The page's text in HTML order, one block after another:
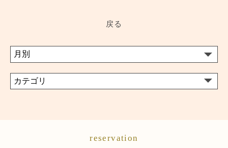
戻る
reservation